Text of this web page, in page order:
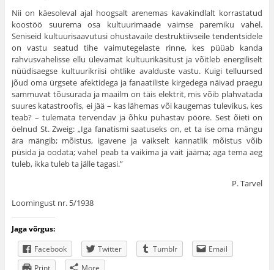
Nii on käesoleval ajal hoogsalt arenemas kavakindlalt korrastatud
koostöö suurema osa kultuurimaade vaimse paremiku vahel.
Seniseid kultuurisaavutusi ohustavaile destruktiivseile tendentsidele
on vastu seatud tihe vaimutegelaste rinne, kes püüab kanda
rahvusvahelisse ellu ülevamat kultuurikäsitust ja võitleb energiliselt
nüüdisaegse kultuurikriisi ohtlike avalduste vastu. Kuigi telluursed
jõud oma ürgsete afektidega ja fanaatiliste kirgedega näivad praegu
sammuvat tõusurada ja maailm on täis elektrit, mis võib plahvatada
suures katastroofis, ei jää – kas lähemas või kaugemas tulevikus, kes
teab? – tulemata tervendav ja õhku puhastav pööre. Sest õieti on
öelnud St. Zweig: „Iga fanatismi saatuseks on, et ta ise oma mängu
ära mängib; mõistus, igavene ja vaikselt kannatlik mõistus võib
püsida ja oodata; vahel peab ta vaikima ja vait jääma; aga tema aeg
tuleb, ikka tuleb ta jälle tagasi.”
P. Tarvel
Loomingust nr. 5/1938
Jaga võrgus:
Facebook
Twitter Tumblr
Email